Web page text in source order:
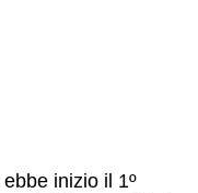
ebbe inizio il 1º